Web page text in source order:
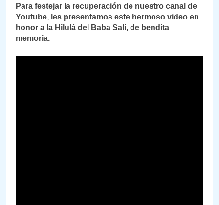
Para festejar la recuperación de nuestro canal de
Youtube, les presentamos este hermoso video en
honor a la Hilulá del Baba Sali, de bendita
memoria.